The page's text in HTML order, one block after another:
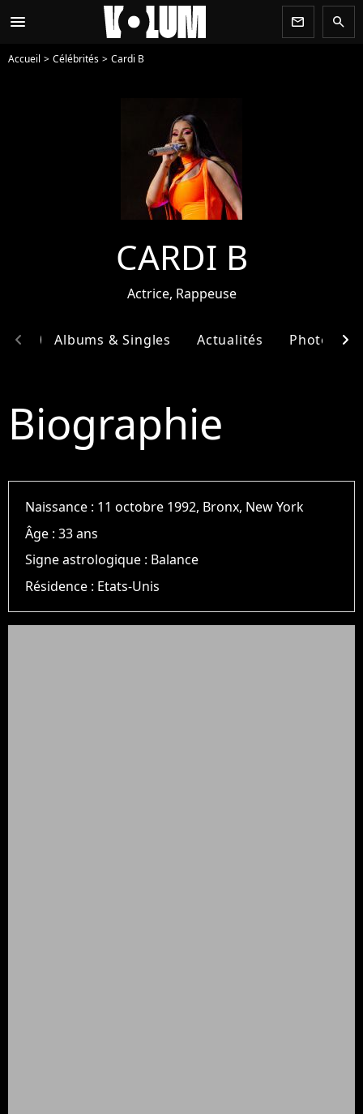
menu newsletter search
Accueil Célébrités Cardi B
CARDI B
Actrice, Rappeuse
Albums & Singles Actualités Photos
chevron_left chevron_right
Biographie
Naissance : 11 octobre 1992, Bronx, New York
Âge :33 ans
Signe astrologique : Balance
Résidence : Etats-Unis